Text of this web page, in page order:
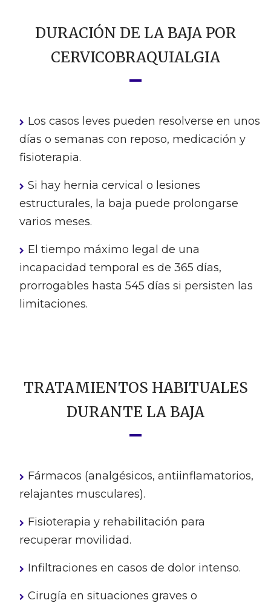
DURACIÓN DE LA BAJA POR
CERVICOBRAQUIALGIA
Los casos leves pueden resolverse en unos
días o semanas con reposo, medicación y
fisioterapia.
Si hay hernia cervical o lesiones
estructurales, la baja puede prolongarse
varios meses.
El tiempo máximo legal de una
incapacidad temporal es de 365 días,
prorrogables hasta 545 días si persisten las
limitaciones.
TRATAMIENTOS HABITUALES
DURANTE LA BAJA
Fármacos (analgésicos, antiinflamatorios,
relajantes musculares).
Fisioterapia y rehabilitación para
recuperar movilidad.
Infiltraciones en casos de dolor intenso.
Cirugía en situaciones graves o